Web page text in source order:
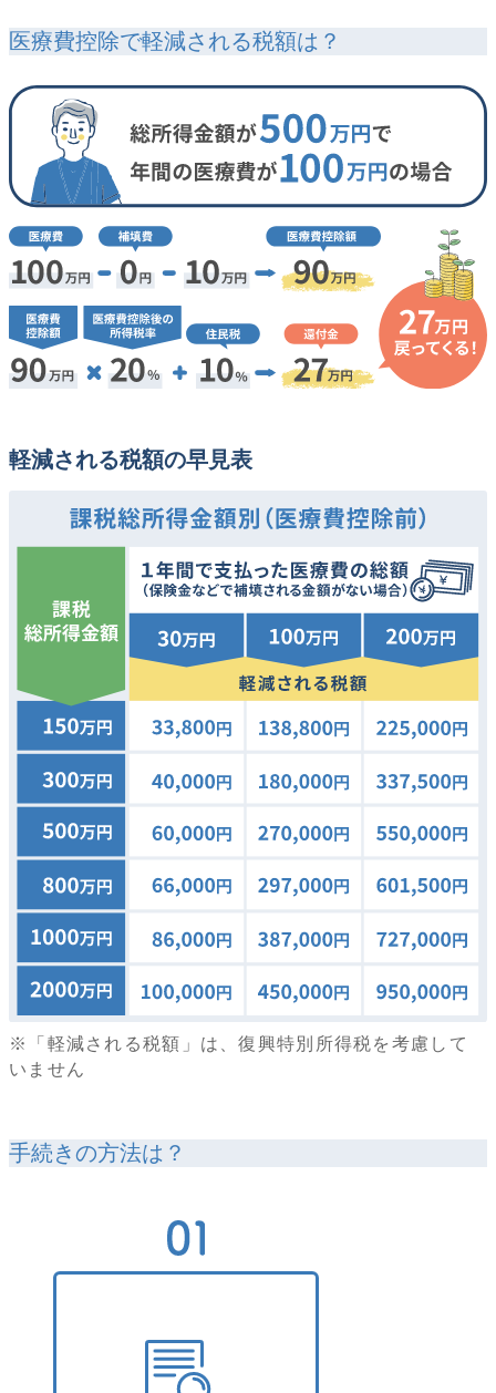
医療費控除で軽減される税額は？
軽減される税額の早見表
※「軽減される税額」は、復興特別所得税を考慮して
いません
手続きの方法は？